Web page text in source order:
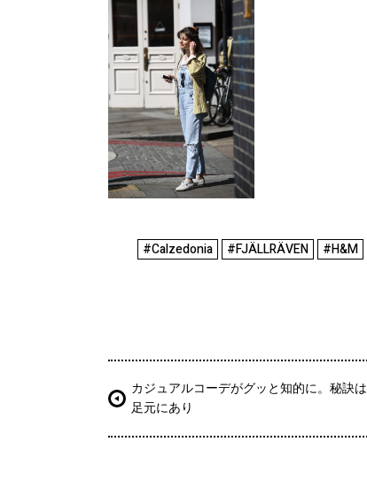
#Calzedonia #FJÄLLRÄVEN #H&M
カジュアルコーデがグッと知的に。秘訣は
足元にあり